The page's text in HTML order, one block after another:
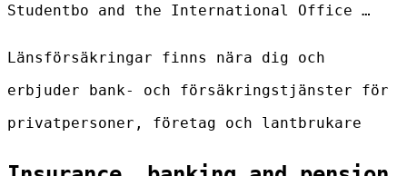
Studentbo and the International Office …
Länsförsäkringar finns nära dig och
erbjuder bank- och försäkringstjänster för
privatpersoner, företag och lantbrukare